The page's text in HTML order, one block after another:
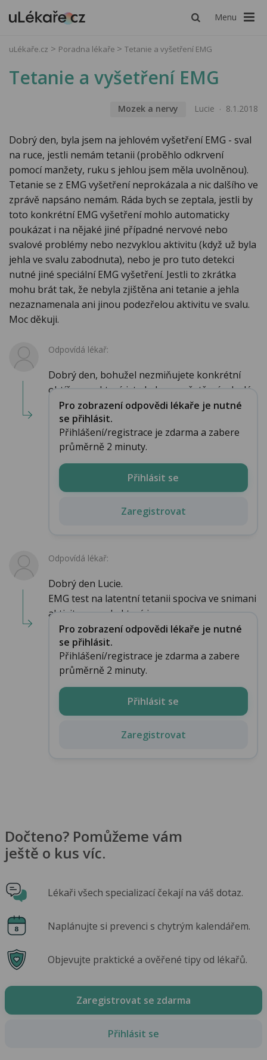
Menu
uLékaře.cz Poradna lékaře Tetanie a vyšetření EMG
Tetanie a vyšetření EMG
Mozek a nervy Lucie 8.1.2018
Dobrý den, byla jsem na jehlovém vyšetření EMG - sval
na ruce, jestli nemám tetanii (proběhlo odkrvení
pomocí manžety, ruku s jehlou jsem měla uvolněnou).
Tetanie se z EMG vyšetření neprokázala a nic dalšího ve
zprávě napsáno nemám. Ráda bych se zeptala, jestli by
toto konkrétní EMG vyšetření mohlo automaticky
poukázat i na nějaké jiné případné nervové nebo
svalové problémy nebo nezvyklou aktivitu (když už byla
jehla ve svalu zabodnuta), nebo je pro tuto detekci
nutné jiné speciální EMG vyšetření. Jestli to zkrátka
mohu brát tak, že nebyla zjištěna ani tetanie a jehla
nezaznamenala ani jinou podezřelou aktivitu ve svalu.
Moc děkuji.
Odpovídá lékař:
Dobrý den, bohužel nezmiňujete konkrétní
obtíže, pro které jste byla na vyšetření odeslá...
Pro zobrazení odpovědi lékaře je nutné
se přihlásit.
Přihlášení/registrace je zdarma a zabere
průměrně 2 minuty.
Přihlásit se
Zaregistrovat
Odpovídá lékař:
Dobrý den Lucie.
EMG test na latentní tetanii spociva ve snimani
aktivity ze svalu který je v ...
Pro zobrazení odpovědi lékaře je nutné
se přihlásit.
Přihlášení/registrace je zdarma a zabere
průměrně 2 minuty.
Přihlásit se
Zaregistrovat
Dočteno? Pomůžeme vám
ještě o kus víc.
Lékaři všech specializací čekají na váš dotaz.
Naplánujte si prevenci s chytrým kalendářem.
Objevujte praktické a ověřené tipy od lékařů.
Zaregistrovat se zdarma
Přihlásit se